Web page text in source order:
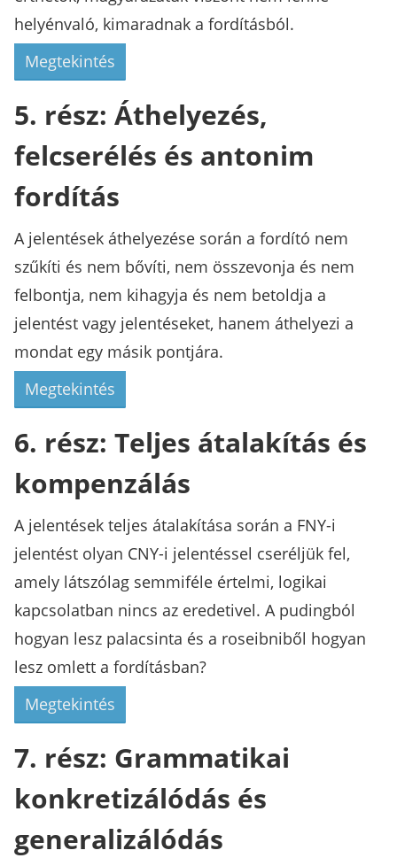
helyénvaló, kimaradnak a fordításból.
Megtekintés
5. rész: Áthelyezés,
felcserélés és antonim
fordítás
A jelentések áthelyezése során a fordító nem
szűkíti és nem bővíti, nem összevonja és nem
felbontja, nem kihagyja és nem betoldja a
jelentést vagy jelentéseket, hanem áthelyezi a
mondat egy másik pontjára.
Megtekintés
6. rész: Teljes átalakítás és
kompenzálás
A jelentések teljes átalakítása során a FNY-i
jelentést olyan CNY-i jelentéssel cseréljük fel,
amely látszólag semmiféle értelmi, logikai
kapcsolatban nincs az eredetivel. A pudingból
hogyan lesz palacsinta és a roseibniből hogyan
lesz omlett a fordításban?
Megtekintés
7. rész: Grammatikai
konkretizálódás és
generalizálódás